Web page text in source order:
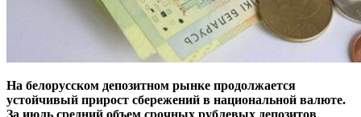
На белорусском депозитном рынке продолжается
устойчивый прирост сбережений в национальной валюте.
За июль средний объем срочных рублевых депозитов